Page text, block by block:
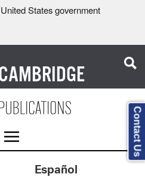
States government
Español
Contact Us